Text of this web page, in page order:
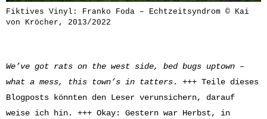
Fiktives Vinyl: Franko Foda – Echtzeitsyndrom © Kai
von Kröcher, 2013/2022
We’ve got rats on the west side, bed bugs uptown –
what a mess, this town’s in tatters. +++ Teile dieses
Blogposts könnten den Leser verunsichern, darauf
weise ich hin. +++ Okay: Gestern war Herbst, in